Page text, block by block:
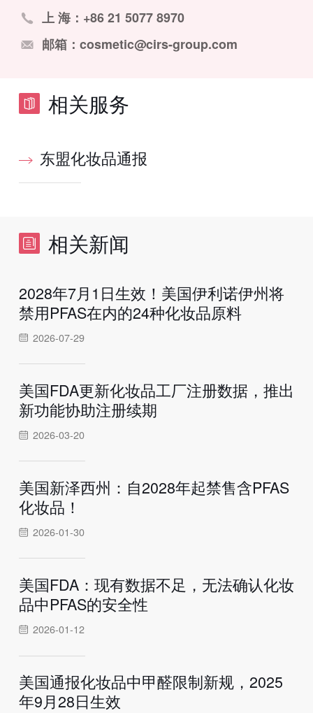
上 海：+86 21 5077 8970
邮箱：cosmetic@cirs-group.com
相关服务
东盟化妆品通报
相关新闻
2028年7月1日生效！美国伊利诺伊州将
禁用PFAS在内的24种化妆品原料
2026-07-29
美国FDA更新化妆品工厂注册数据，推出
新功能协助注册续期
2026-03-20
美国新泽西州：自2028年起禁售含PFAS
化妆品！
2026-01-30
美国FDA：现有数据不足，无法确认化妆
品中PFAS的安全性
2026-01-12
美国通报化妆品中甲醛限制新规，2025
年9月28日生效